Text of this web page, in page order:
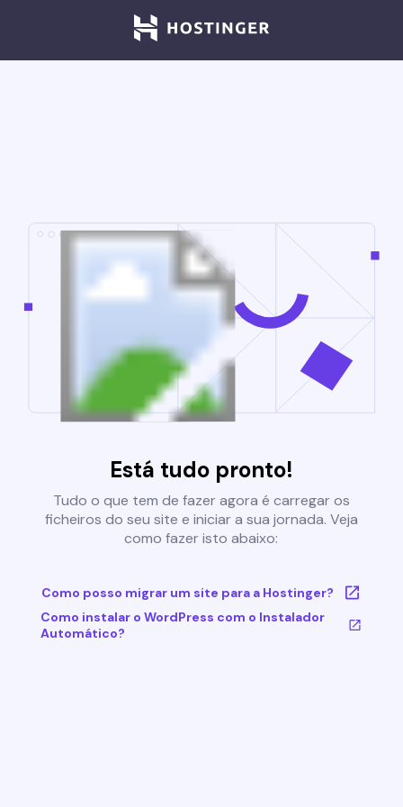
Está tudo pronto!
Tudo o que tem de fazer agora é carregar os
ficheiros do seu site e iniciar a sua jornada. Veja
como fazer isto abaixo:
Como posso migrar um site para a Hostinger?
Como instalar o WordPress com o Instalador
Automático?